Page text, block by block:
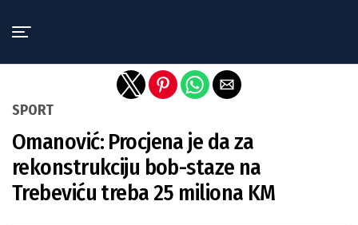
SPORT
Omanović: Procjena je da za
rekonstrukciju bob-staze na
Trebeviću treba 25 miliona KM